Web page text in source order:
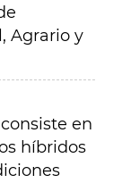
Agrario y
en
híbridos